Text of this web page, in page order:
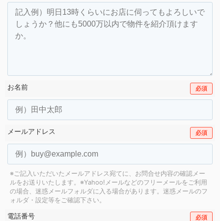
お名前 必須
メールアドレス 必須
※ご記入いただいたメールアドレス宛てに、お問合せ内容の確認メー
ルをお送りいたします。 ※Yahoo!メールなどのフリーメールをご利用
の場合、迷惑メールフォルダに入る場合があります。 迷惑メールのフ
ォルダ・設定等をご確認下さい。
電話番号 必須